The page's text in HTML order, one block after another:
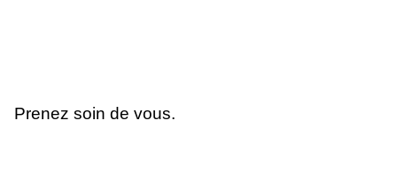
Prenez soin de vous.